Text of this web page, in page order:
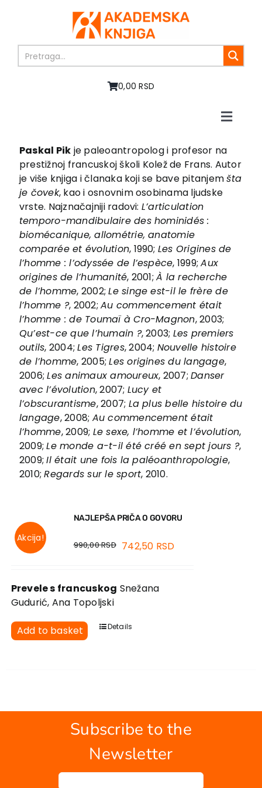
0,00 RSD
Toggle
About us
Books
In preparation
Sale
Authors
News
EU PROJECTS
Contact
Paskal Pik je paleoantropolog i profesor na
prestižnoj francuskoj školi Kolež de Frans. Autor
je više knjiga i članaka koji se bave pitanjemšta
je čovek, kao i osnovnim osobinama ljudske
vrste. Najznačajniji radovi: L’articulation
temporo-mandibulaire des hominidés :
biomécanique, allométrie, anatomie
comparée et évolution, 1990; Les Origines de
l’homme : l’odyssée de l’espèce, 1999;Aux
origines de l’humanité, 2001;À la recherche
de l’homme, 2002;Le singe est-il le frère de
l’homme ?, 2002;Au commencement était
l’homme : de Toumaï à Cro-Magnon, 2003;
Qu’est-ce que l’humain ?, 2003; Les premiers
outils, 2004;Les Tigres, 2004; Nouvelle histoire
de l’homme, 2005;Les origines du langage,
2006;Les animaux amoureux, 2007;Danser
avec l’évolution, 2007; Lucy et
l’obscurantisme, 2007; La plus belle histoire du
langage, 2008; Au commencement était
l’homme, 2009; Le sexe, l’homme et l’évolution,
2009;Le monde a-t-il été créé en sept jours ?,
2009;Il était une fois la paléoanthropologie,
2010;Regards sur le sport, 2010.
Akcija!
NAJLEPŠA PRIČA O GOVORU
990,00RSD 742,50 RSD
Prevele s francuskog Snežana
Gudurić, Ana Topoljski
Add to basket Details
Subscribe to the
Newsletter